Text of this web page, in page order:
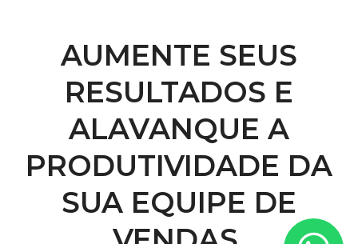
AUMENTE SEUS
RESULTADOS E
ALAVANQUE A
PRODUTIVIDADE DA
SUA EQUIPE DE